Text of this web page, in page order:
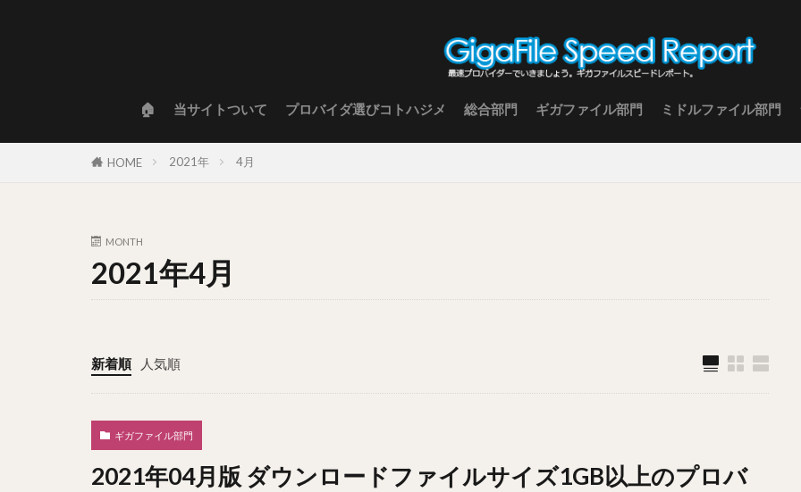
🏠 当サイトついて プロバイダ選びコトハジメ 総合部門 ギガファイル部門 ミドルファイル部門
HOME 2021年 4月
MONTH
2021年4月
新着順 人気順
ギガファイル部門
2021年04月版 ダウンロードファイルサイズ1GB以上のプロバ